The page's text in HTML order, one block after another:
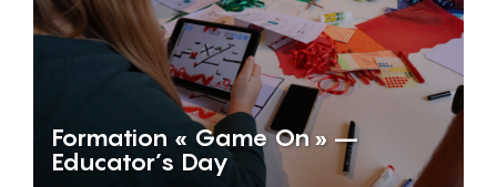
Formation « Game On » –
Educator’s Day